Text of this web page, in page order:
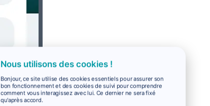
Nous utilisons des cookies !
Bonjour, ce site utilise des cookies essentiels pour assurer son
bon fonctionnement et des cookies de suivi pour comprendre
comment vous interagissez avec lui. Ce dernier ne sera fixé
qu'après accord.